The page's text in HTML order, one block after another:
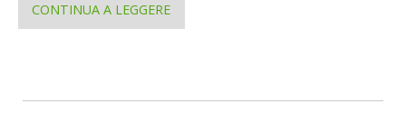
CONTINUA A LEGGERE